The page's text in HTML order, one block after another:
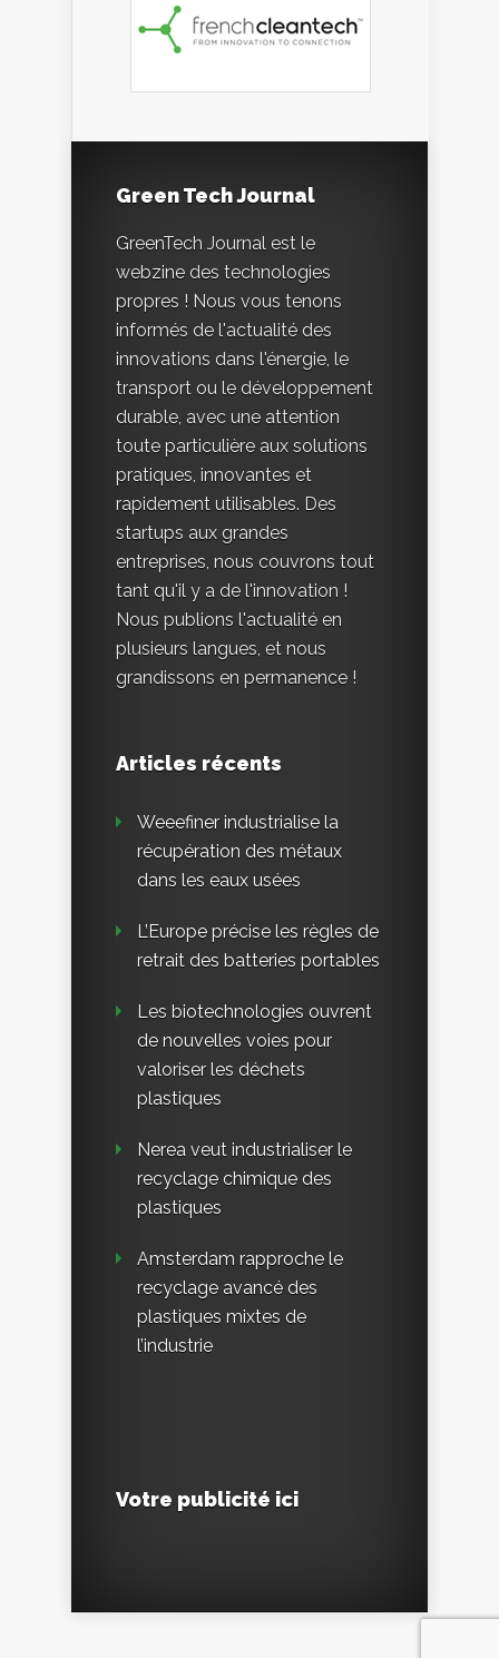
Green Tech Journal
GreenTech Journal est le
webzine des technologies
propres ! Nous vous tenons
informés de l'actualité des
innovations dans l'énergie, le
transport ou le développement
durable, avec une attention
toute particulière aux solutions
pratiques, innovantes et
rapidement utilisables. Des
startups aux grandes
entreprises, nous couvrons tout
tant qu'il y a de l'innovation !
Nous publions l'actualité en
plusieurs langues, et nous
grandissons en permanence !
Articles récents
Weeefiner industrialise la
récupération des métaux
dans les eaux usées
L’Europe précise les règles de
retrait des batteries portables
Les biotechnologies ouvrent
de nouvelles voies pour
valoriser les déchets
plastiques
Nerea veut industrialiser le
recyclage chimique des
plastiques
Amsterdam rapproche le
recyclage avancé des
plastiques mixtes de
l’industrie
Votre publicité ici